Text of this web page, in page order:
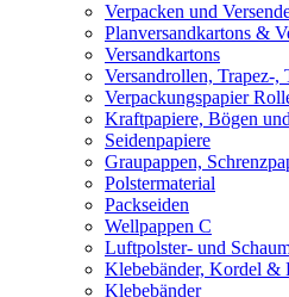
Verpacken und
Planversandkartons &
Versandkartons
Versandrollen, Trapez-,
Verpackungspapier
Kraftpapiere, Bögen
Seidenpapiere
Graupappen,
Polstermaterial
Packseiden
Wellpappen C
Luftpolster- und
Klebebänder, Kordel &
Klebebänder